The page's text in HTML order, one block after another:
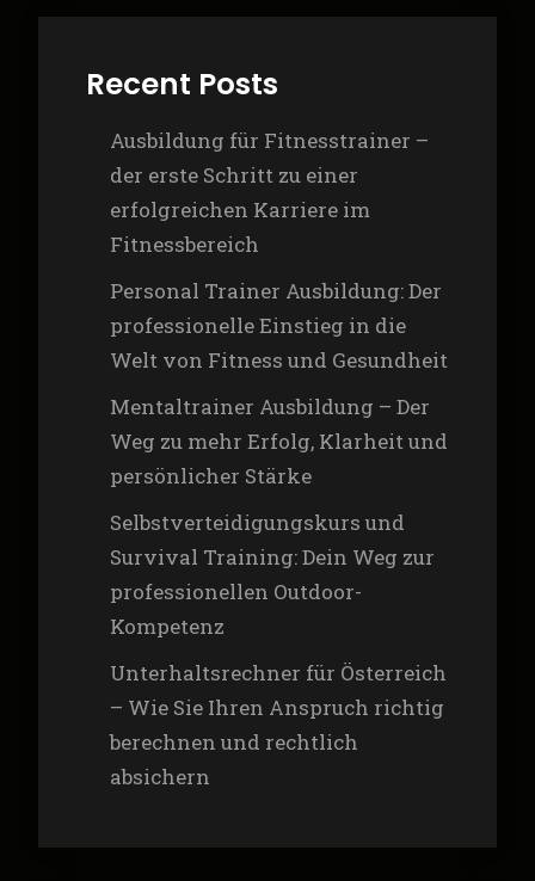
Recent Posts
Ausbildung für Fitnesstrainer –
der erste Schritt zu einer
erfolgreichen Karriere im
Fitnessbereich
Personal Trainer Ausbildung: Der
professionelle Einstieg in die
Welt von Fitness und Gesundheit
Mentaltrainer Ausbildung – Der
Weg zu mehr Erfolg, Klarheit und
persönlicher Stärke
Selbstverteidigungskurs und
Survival Training: Dein Weg zur
professionellen Outdoor-
Kompetenz
Unterhaltsrechner für Österreich
– Wie Sie Ihren Anspruch richtig
berechnen und rechtlich
absichern